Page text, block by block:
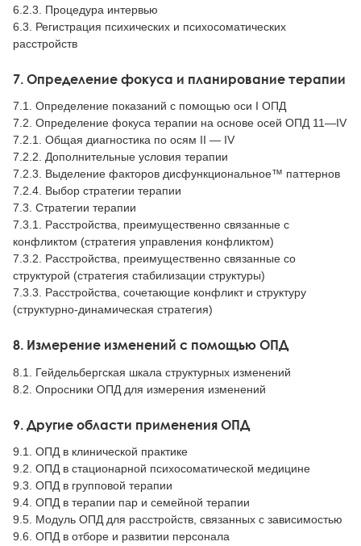
6.2.3. Процедура интервью
6.3. Регистрация психических и психосоматических
расстройств
7. Определение фокуса и планирование терапии
7.1. Определение показаний с помощью оси I ОПД
7.2. Определение фокуса терапии на основе осей ОПД 11—IV
7.2.1. Общая диагностика по осям II — IV
7.2.2. Дополнительные условия терапии
7.2.3. Выделение факторов дисфункциональное™ паттернов
7.2.4. Выбор стратегии терапии
7.3. Стратегии терапии
7.3.1. Расстройства, преимущественно связанные с
конфликтом (стратегия управления конфликтом)
7.3.2. Расстройства, преимущественно связанные со
структурой (стратегия стабилизации структуры)
7.3.3. Расстройства, сочетающие конфликт и структуру
(структурно-динамическая стратегия)
8. Измерение изменений с помощью ОПД
8.1. Гейдельбергская шкала структурных изменений
8.2. Опросники ОПД для измерения изменений
9. Другие области применения ОПД
9.1. ОПД в клинической практике
9.2. ОПД в стационарной психосоматической медицине
9.3. ОПД в групповой терапии
9.4. ОПД в терапии пар и семейной терапии
9.5. Модуль ОПД для расстройств, связанных с зависимостью
9.6. ОПД в отборе и развитии персонала